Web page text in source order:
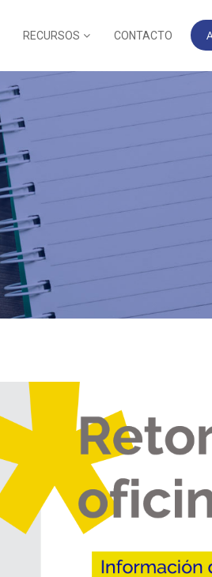
RECURSOS CONTACTO